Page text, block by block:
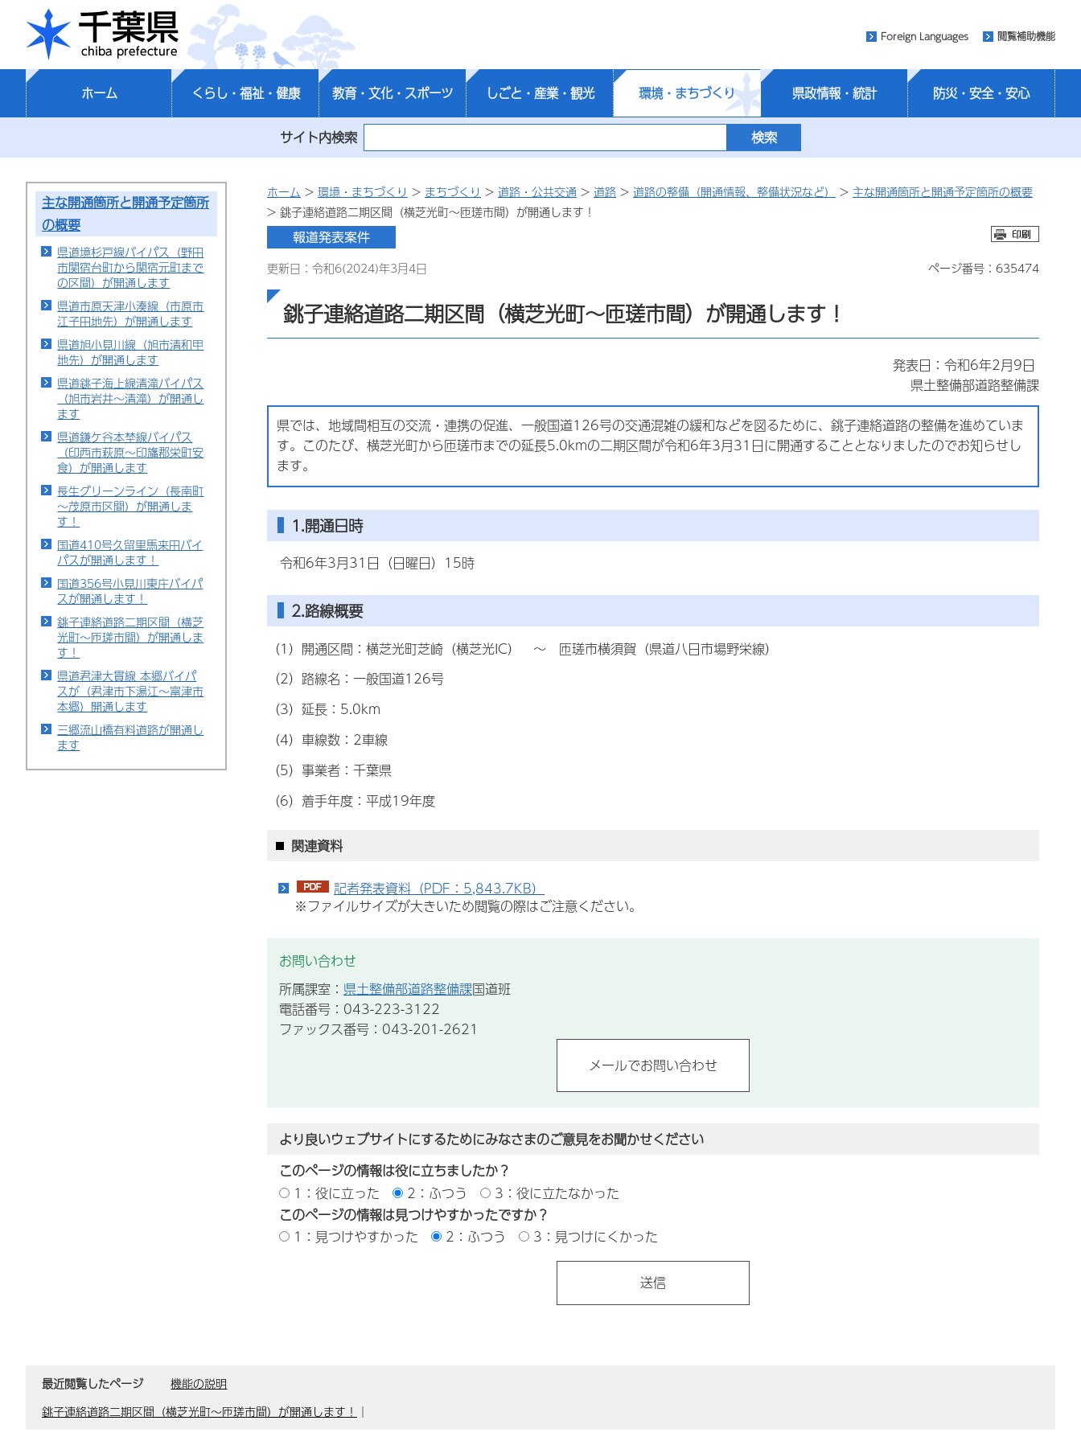
千葉県
Foreign Languages 閲覧補助機能
ホーム くらし・福祉・健康 教育・文化・スポーツ しごと・産業・観光 環境・まちづくり 県政情報・統計 防災・安全・安心
サイト内検索
主な開通箇所と開通予定箇所
の概要
県道境杉戸線バイパス（野田
市関宿台町から関宿元町まで
の区間）が開通します
県道市原天津小湊線（市原市
江子田地先）が開通します
県道旭小見川線（旭市清和甲
地先）が開通します
県道銚子海上線清滝バイパス
（旭市岩井～清滝）が開通し
ます
県道鎌ケ谷本埜線バイパス
（印西市萩原～印旛郡栄町安
食）が開通します
長生グリーンライン（長南町
～茂原市区間）が開通しま
す！
国道410号久留里馬来田バイ
パスが開通します！
国道356号小見川東庄バイパ
スが開通します！
銚子連絡道路二期区間（横芝
光町～匝瑳市間）が開通しま
す！
県道君津大貫線 本郷バイパ
スが（君津市下湯江～富津市
本郷）開通します
三郷流山橋有料道路が開通し
ます
ホーム > 環境・まちづくり > まちづくり > 道路・公共交通 > 道路 > 道路の整備（開通情報、整備状況など） > 主な開通箇所と開通予定箇所の概要
> 銚子連絡道路二期区間（横芝光町～匝瑳市間）が開通します！
更新日：令和6(2024)年3月4日 ページ番号：635474
銚子連絡道路二期区間（横芝光町～匝瑳市間）が開通します！
発表日：令和6年2月9日
県土整備部道路整備課
県では、地域間相互の交流・連携の促進、一般国道126号の交通混雑の緩和などを図るために、銚子連絡道路の整備を進めていま
す。このたび、 横芝光町から匝瑳市までの延長5.0kmの二期区間が令和6年3月31日に開通することとなりましたのでお知らせし
ます。
1.開通日時
令和6年3月31日（日曜日）15時
2.路線概要
（1）開通区間：横芝光町芝崎（横芝光IC） ～ 匝瑳市横須賀 （県道八日市場野栄線）
（2）路線名：一般国道126号
（3）延長：5.0km
（4）車線数：2車線
（5）事業者：千葉県
（6）着手年度：平成19年度
関連資料
記者発表資料（PDF：5,843.7KB）
※ファイルサイズが大きいため閲覧の際はご注意ください。
お問い合わせ
所属課室： 県土整備部道路整備課国道班
電話番号：043-223-3122
ファックス番号：043-201-2621
より良いウェブサイトにするためにみなさまのご意見をお聞かせください
このページの情報は役に立ちましたか？
1：役に立った
2：ふつう
3：役に立たなかった
このページの情報は見つけやすかったですか？
1：見つけやすかった
2：ふつう 3：見つけにくかった
最近閲覧したページ
機能の説明
銚子連絡道路二期区間（横芝光町～匝瑳市間）が開通します！ ｜